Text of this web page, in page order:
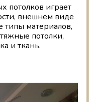
потолков играет
внешнем виде
материалов,
потолки,
и ткань.